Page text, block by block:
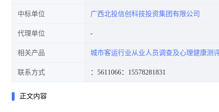
中标单位 广西北投信创科技投资集团有限公司
代理单位
相关产品 城市客运行业从业人员调查及心理健康测
联系方式 ：5611066：15578281831
正文内容